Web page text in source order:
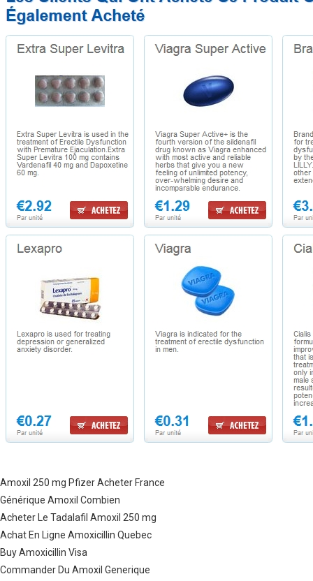
Amoxil 250 mg Pfizer Acheter France
Générique Amoxil Combien
Acheter Le Tadalafil Amoxil 250 mg
Achat En Ligne Amoxicillin Quebec
Buy Amoxicillin Visa
Commander Du Amoxil Generique